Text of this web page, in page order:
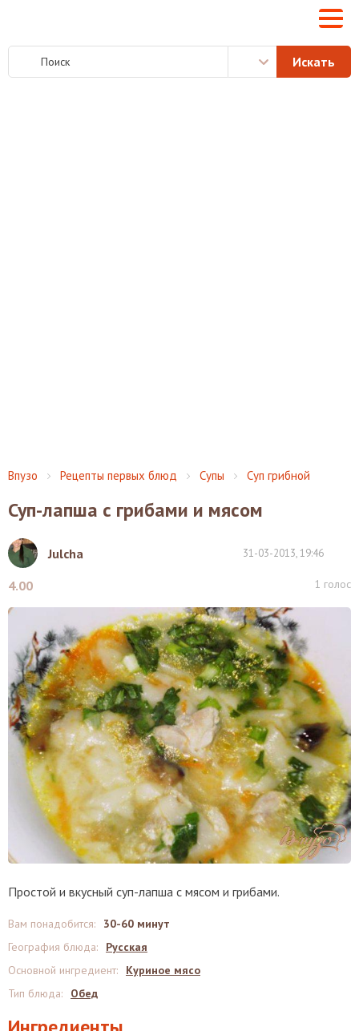
Впузо Рецепты первых блюд Супы Суп грибной
Суп-лапша с грибами и мясом
Julcha 31-03-2013, 19:46
4.00 1 голос
Простой и вкусный суп-лапша с мясом и грибами.
Вам понадобится:
30-60 минут
География блюда:
Русская
Основной ингредиент:
Куриное мясо
Тип блюда: Обед